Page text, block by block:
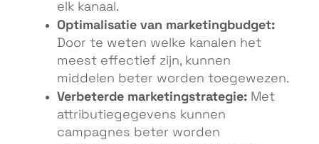
elk kanaal.
Optimalisatie van marketingbudget:
Door te weten welke kanalen het
meest effectief zijn, kunnen
middelen beter worden toegewezen.
Verbeterde marketingstrategie: Met
attributiegegevens kunnen
campagnes beter worden